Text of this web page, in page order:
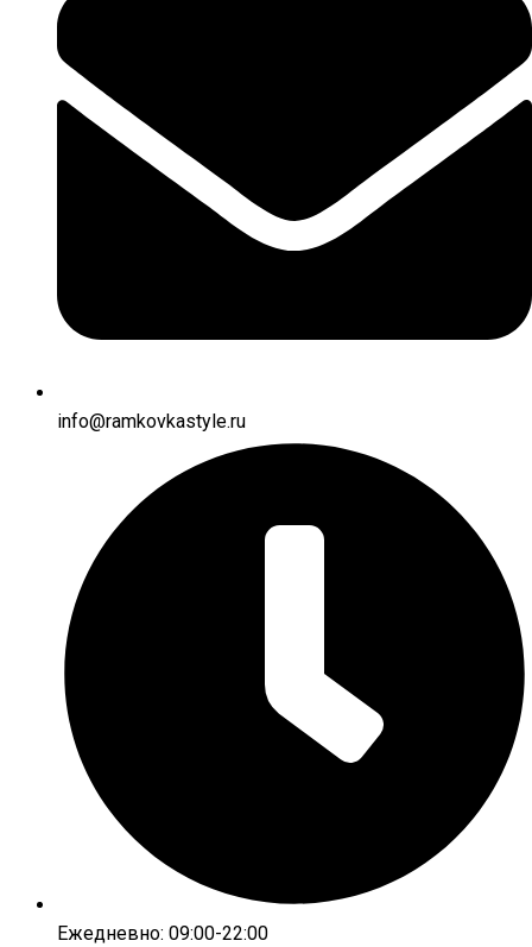
info@ramkovkastyle.ru
Ежедневно: 09:00-22:00